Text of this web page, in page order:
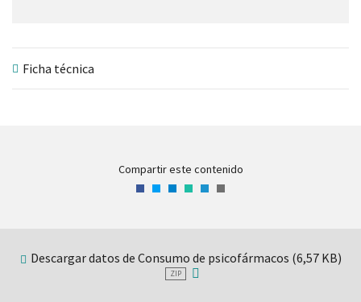
Ficha técnica
Compartir este contenido
Facebook
Twitter
LinkedIn
WhatsApp
Telegram
Correo
Descargar datos de Consumo de psicofármacos (6,57 KB)
ZIP